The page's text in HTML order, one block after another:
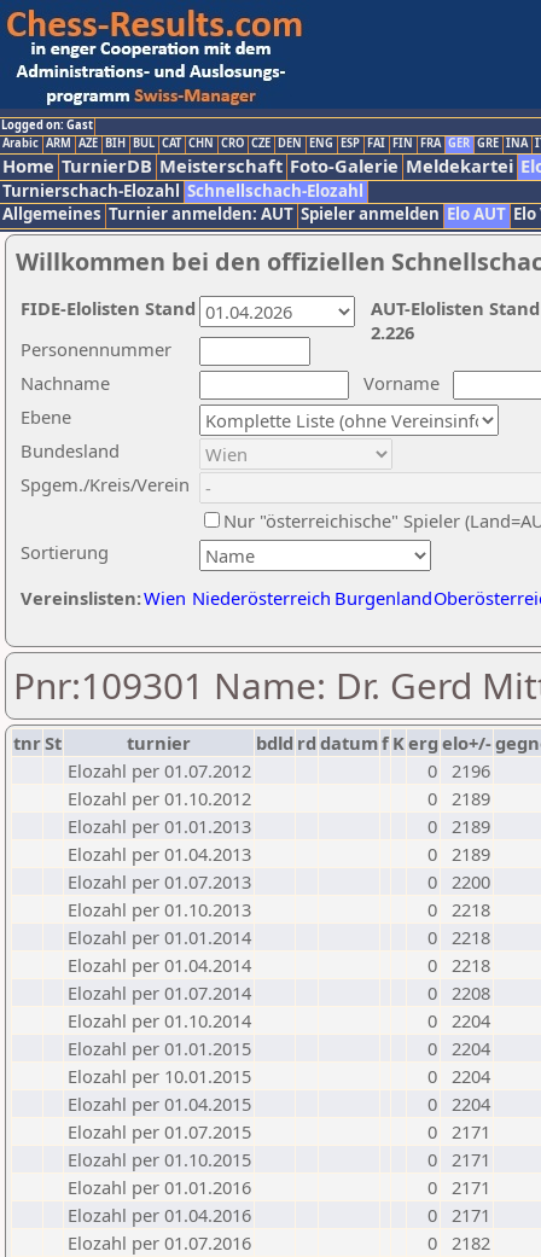
Logged on: Gast
Arabic ARM AZE BIH BUL CAT CHN CRO CZE DEN ENG ESP FAI FIN FRA GER GRE INA
Home TurnierDB Meisterschaft Foto-Galerie Meldekartei
Turnierschach-Elozahl Schnellschach-Elozahl
Allgemeines Turnier anmelden: AUT Spieler anmelden Elo AUT
Willkommen bei den offiziellen
Nachname
Vorname
Ebene
Sortierung
Personennummer
Bundesland
Spgem./Kreis/Verein
Nur "österreichische" Spieler
Vereinslisten:Wien Niederösterreich Burgenland
AUT-Elolisten
2.226
FIDE-Elolisten Stand
Pnr:109301 Name: Dr. Gerd
tnrSt turnier bdld rd datumf Kerg elo+/-
Elozahl per 01.07.2012
0 2196
Elozahl per 01.10.2012
0 2189
Elozahl per 01.01.2013
0 2189
Elozahl per 01.04.2013
0 2189
Elozahl per 01.07.2013
0 2200
Elozahl per 01.10.2013
0 2218
Elozahl per 01.01.2014
0 2218
Elozahl per 01.04.2014
0 2218
Elozahl per 01.07.2014
0 2208
Elozahl per 01.10.2014
0 2204
Elozahl per 01.01.2015
0 2204
Elozahl per 10.01.2015
0 2204
Elozahl per 01.04.2015
0 2204
Elozahl per 01.07.2015
0 2171
Elozahl per 01.10.2015
0 2171
Elozahl per 01.01.2016
0 2171
Elozahl per 01.04.2016
0 2171
Elozahl per 01.07.2016
0 2182